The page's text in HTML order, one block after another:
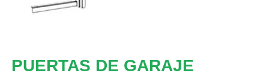
PUERTAS DE GARAJE